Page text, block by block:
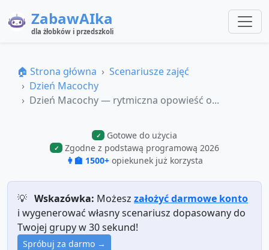
ZabawAIka
dla żłobków i przedszkoli
🏠 Strona główna
Scenariusze zajęć
Dzień Macochy
Dzień Macochy — rytmiczna opowieść o...
✓ Gotowe do użycia
✓
Zgodne z podstawą programową 2026
👩‍🏫 1500+ opiekunek już korzysta
💡 Wskazówka: Możesz założyć darmowe konto
i wygenerować własny scenariusz dopasowany do
Twojej grupy w 30 sekund!
Spróbuj za darmo →